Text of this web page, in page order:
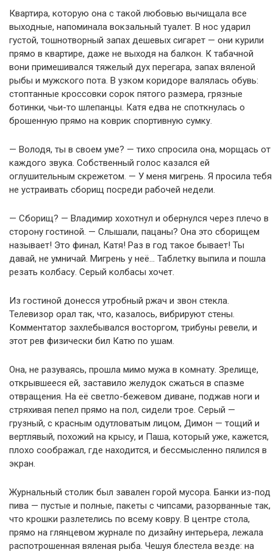
Квартира, которую она с такой любовью вычищала все
выходные, напоминала вокзальный туалет. В нос ударил
густой, тошнотворный запах дешевых сигарет — они курили
прямо в квартире, даже не выходя на балкон. К табачной
вони примешивался тяжелый дух перегара, запах вяленой
рыбы и мужского пота. В узком коридоре валялась обувь:
стоптанные кроссовки сорок пятого размера, грязные
ботинки, чьи-то шлепанцы. Катя едва не споткнулась о
брошенную прямо на коврик спортивную сумку.
— Володя, ты в своем уме? — тихо спросила она, морщась от
каждого звука. Собственный голос казался ей
оглушительным скрежетом. — У меня мигрень. Я просила тебя
не устраивать сборищ посреди рабочей недели.
— Сборищ? — Владимир хохотнул и обернулся через плечо в
сторону гостиной. — Слышали, пацаны? Она это сборищем
называет! Это финал, Катя! Раз в год такое бывает! Ты
давай, не умничай. Мигрень у неё… Таблетку выпила и пошла
резать колбасу. Серый колбасы хочет.
Из гостиной донесся утробный ржач и звон стекла.
Телевизор орал так, что, казалось, вибрируют стены.
Комментатор захлебывался восторгом, трибуны ревели, и
этот рев физически бил Катю по ушам.
Она, не разуваясь, прошла мимо мужа в комнату. Зрелище,
открывшееся ей, заставило желудок сжаться в спазме
отвращения. На её светло-бежевом диване, поджав ноги и
стряхивая пепел прямо на пол, сидели трое. Серый —
грузный, с красным одутловатым лицом, Димон — тощий и
вертлявый, похожий на крысу, и Паша, который уже, кажется,
плохо соображал, где находится, и бессмысленно пялился в
экран.
Журнальный столик был завален горой мусора. Банки из-под
пива — пустые и полные, пакеты с чипсами, разорванные так,
что крошки разлетелись по всему ковру. В центре стола,
прямо на глянцевом журнале по дизайну интерьера, лежала
распотрошенная вяленая рыба. Чешуя блестела везде: на